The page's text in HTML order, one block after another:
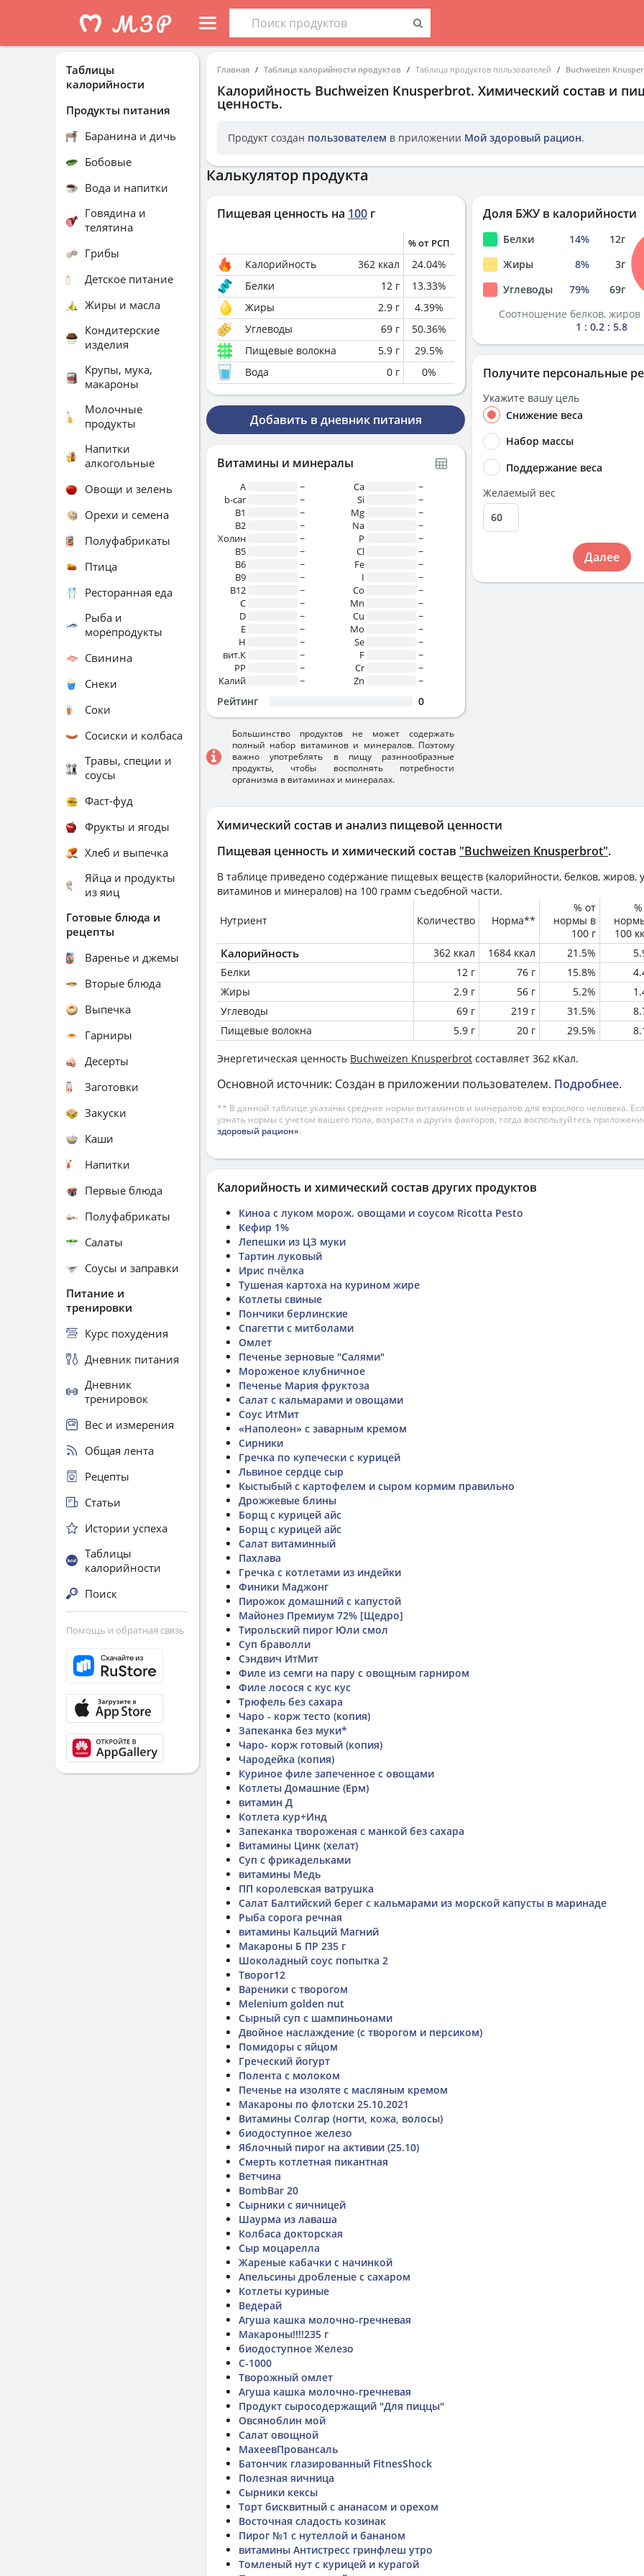
Главная Таблица калорийности продуктов Таблица продуктов пользователей Buchweizen
Калорийность Buchweizen Knusperbrot. Химический состав и
ценность.
Продукт создан пользователем в приложении Мой здоровый рацион.
Химический состав и анализ пищевой ценности
Пищевая ценность и химический состав "Buchweizen Knusperbrot".
В таблице приведено содержание пищевых веществ (калорийности, белков, жиров,
витаминов и минералов) на 100 грамм съедобной части.
Нутриент Количество Норма**
% от
нормы в
100 г
100
Калорийность 362 ккал 1684 ккал 21.5%
Белки
12 г 76 г 15.8%
Жиры
2.9 г 56 г 5.2%
Углеводы
69 г 219 г 31.5%
Пищевые волокна
5.9 г 20 г 29.5%
Энергетическая ценность Buchweizen Knusperbrot составляет 362 кКал.
Основной источник: Создан в приложении пользователем. Подробнее.
** В данной таблице указаны средние нормы витаминов и минералов для взрослого человека.
узнать нормы с учетом вашего пола, возраста и других факторов, тогда воспользуйтесь
здоровый рацион».
Калькулятор продукта
Пищевая ценность на 100 г
% от РСП
Калорийность 362 ккал 24.04%
Белки
12 г 13.33%
Жиры
2.9 г 4.39%
Углеводы
69 г 50.36%
Пищевые волокна
5.9 г 29.5%
Вода
0 г 0%
Добавить в дневник питания
Витамины и минералы
A
~
b-car
~
В1
~
B2
~
Холин
~
B5
~
B6
~
B9
~
B12
~
C
~
D
~
E
~
H
~
вит.К
~
PP
~
Калий
~
Ca
~
Si
~
Mg
~
Na
~
P
~
Cl
~
Fe
~
I
~
Co
~
Mn
~
Cu
~
Mo
~
Se
~
F
~
Cr
~
Zn
~
Рейтинг 0
Большинство продуктов не может содержать
полный набор витаминов и минералов. Поэтому
важно употреблять в пищу разннообразные
продукты, чтобы восполнять потребности
организма в витаминах и минералах.
Доля БЖУ в калорийности
Белки 14% 12г
Жиры
8% 3г
Углеводы
79% 69г
Соотношение белков, жиров
1 : 0.2 : 5.8
Получите персональные
Укажите вашу цель
Снижение веса
Набор массы
Поддержание веса
Желаемый вес
Далее
Калорийность и химический состав других продуктов
Киноа с луком морож. овощами и соусом Ricotta Pesto
Кефир 1%
Лепешки из ЦЗ муки
Тартин луковый
Ирис пчёлка
Тушеная картоха на курином жире
Котлеты свиные
Пончики берлинские
Спагетти с митболами
Омлет
Печенье зерновые "Салями"
Мороженое клубничное
Печенье Мария фруктоза
Салат с кальмарами и овощами
Соус ИтМит
«Наполеон» с заварным кремом
Сирники
Гречка по купечески с курицей
Львиное сердце сыр
Кыстыбый с картофелем и сыром кормим правильно
Дрожжевые блины
Борщ с курицей айс
Борщ с курицей айс
Салат витаминный
Пахлава
Гречка с котлетами из индейки
Финики Маджонг
Пирожок домашний с капустой
Майонез Премиум 72% [Щедро]
Тирольский пирог Юли смол
Суп браволли
Сэндвич ИтМит
Филе из семги на пару с овощным гарниром
Филе лосося с кус кус
Трюфель без сахара
Чаро - корж тесто (копия)
Запеканка без муки*
Чаро- корж готовый (копия)
Чародейка (копия)
Куриное филе запеченное с овощами
Котлеты Домашние (Ерм)
витамин Д
Котлета кур+Инд
Запеканка твороженая с манкой без сахара
Витамины Цинк (хелат)
Суп с фрикадельками
витамины Медь
ПП королевская ватрушка
Салат Балтийский берег с кальмарами из морской капусты в маринаде
Рыба сорога речная
витамины Кальций Магний
Макароны Б ПР 235 г
Шоколадный соус попытка 2
Творог12
Вареники с творогом
Melenium golden nut
Сырный суп с шампиньонами
Двойное наслаждение (с творогом и персиком)
Помидоры с яйцом
Греческий йогурт
Полента с молоком
Печенье на изоляте с масляным кремом
Макароны по флотски 25.10.2021
Витамины Солгар (ногти, кожа, волосы)
биодоступное железо
Яблочный пирог на активии (25.10)
Смерть котлетная пикантная
Ветчина
BombBar 20
Сырники с яичницей
Шаурма из лаваша
Колбаса докторская
Сыр моцарелла
Жареные кабачки с начинкой
Апельсины дробленые с сахаром
Котлеты куриные
Ведерай
Агуша кашка молочно-гречневая
Макароны!!!!235 г
биодоступное Железо
С-1000
Творожный омлет
Агуша кашка молочно-гречневая
Продукт сыросодержащий "Для пиццы"
Овсяноблин мой
Салат овощной
МахеевПровансаль
Батончик глазированный FitnesShock
Полезная яичница
Сырники кексы
Торт бисквитный с ананасом и орехом
Восточная сладость козинак
Пирог №1 с нутеллой и бананом
витамины Антистресс гринфлеш утро
Томленый нут с курицей и курагой
Таблицы
калорийности
Продукты питания
Баранина и дичь
Бобовые
Вода и напитки
Говядина и
телятина
Грибы
Детское питание
Жиры и масла
Кондитерские
изделия
Крупы, мука,
макароны
Молочные
продукты
Напитки
алкогольные
Овощи и зелень
Орехи и семена
Полуфабрикаты
Птица
Ресторанная еда
Рыба и
морепродукты
Свинина
Снеки
Соки
Сосиски и колбаса
Травы, специи и
соусы
Фаст-фуд
Фрукты и ягоды
Хлеб и выпечка
Яйца и продукты
из яиц
Готовые блюда и
рецепты
Варенье и джемы
Вторые блюда
Выпечка
Гарниры
Десерты
Заготовки
Закуски
Каши
Напитки
Первые блюда
Полуфабрикаты
Салаты
Соусы и заправки
Питание и
тренировки
Курс похудения
Дневник питания
Дневник
тренировок
Вес и измерения
Общая лента
Рецепты
Статьи
Истории успеха
Таблицы
калорийности
Поиск
Помощь и обратная связь